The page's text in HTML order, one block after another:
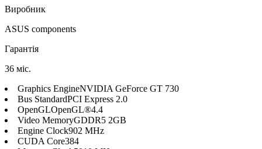
Виробник
ASUS components
Гарантія
36 міс.
Graphics EngineNVIDIA GeForce GT 730
Bus StandardPCI Express 2.0
OpenGLOpenGL®4.4
Video MemoryGDDR5 2GB
Engine Clock902 MHz
CUDA Core384